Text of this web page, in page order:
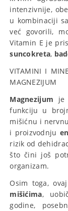
intenzivnije,
u kombinaciji
već govorili,
Vitamin E je
suncokreta,
VITAMINI I
MAGNEZIJUM
Magnezijum je
funkciju u
mišićnu i
i proizvodnju
rizik od
što čini još
organizam.
Osim toga,
mišićima,
godine,